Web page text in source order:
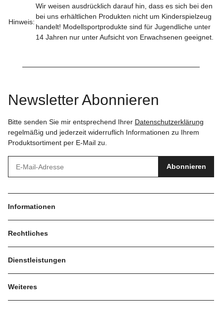
Hinweis:
Wir weisen ausdrücklich darauf hin, dass es sich bei den
bei uns erhältlichen Produkten nicht um Kinderspielzeug
handelt! Modellsportprodukte sind für Jugendliche unter
14 Jahren nur unter Aufsicht von Erwachsenen geeignet.
Newsletter Abonnieren
Bitte senden Sie mir entsprechend Ihrer Datenschutzerklärung
regelmäßig und jederzeit widerruflich Informationen zu Ihrem
Produktsortiment per E-Mail zu.
Abonnieren
Informationen
Rechtliches
Dienstleistungen
Weiteres